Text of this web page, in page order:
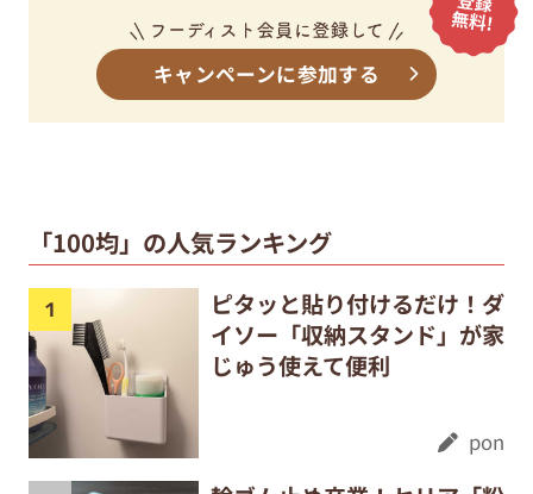
キャンペーンに参加する
「100均」の人気ランキング
ピタッと貼り付けるだけ！ダ
イソー「収納スタンド」が家
じゅう使えて便利
pon